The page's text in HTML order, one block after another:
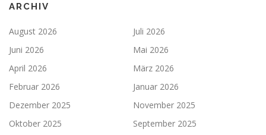
ARCHIV
August 2026
Juli 2026
Juni 2026
Mai 2026
April 2026
März 2026
Februar 2026
Januar 2026
Dezember 2025
November 2025
Oktober 2025
September 2025